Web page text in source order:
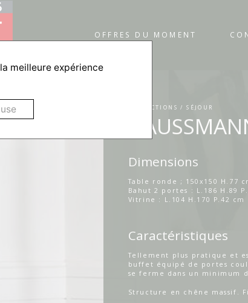
OFFRES DU MOMENT
COLLECTIONS / SÉJOUR
Dimensions
Table ronde ; 150x150 H.77
Bahut 2 portes : L.186 H.89
Vitrine : L.104 H.170 P.42 cm
Caractéristiques
Tellement plus pratique et
buffet équipé de portes
se ferme dans un minimum
Structure en chêne massif.
meilleure expérience